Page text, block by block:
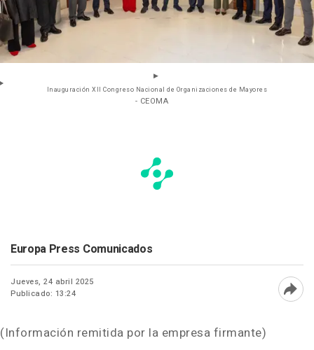
Inauguración XII Congreso Nacional de Organizaciones de Mayores
- CEOMA
Europa Press Comunicados
Jueves, 24 abril 2025
Publicado: 13:24
(Información remitida por la empresa firmante)